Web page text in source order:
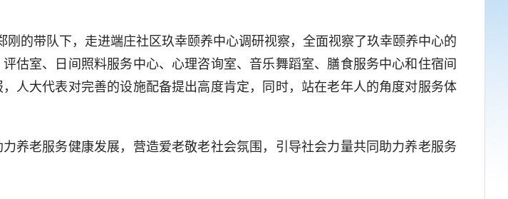
带队下，走进端庄社区玖幸颐养中心调研视察，全面视察了玖幸颐养中心的
估室、日间照料服务中心、心理咨询室、音乐舞蹈室、膳食服务中心和住宿间
人大代表对完善的设施配备提出高度肯定，同时，站在老年人的角度对服务体
老服务健康发展，营造爱老敬老社会氛围，引导社会力量共同助力养老服务